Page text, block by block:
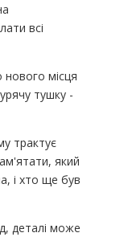
всі
місця
тушку -
трактує
який
і хто ще був
деталі може